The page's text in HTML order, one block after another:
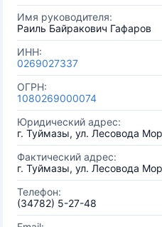
Имя руководителя:
Раиль Байракович Гафаров
ИНН:
0269027337
ОГРН:
1080269000074
Юридический адрес:
г. Туймазы, ул. Лесовода
Фактический адрес:
г. Туймазы, ул. Лесовода
Телефон:
(34782) 5-27-48